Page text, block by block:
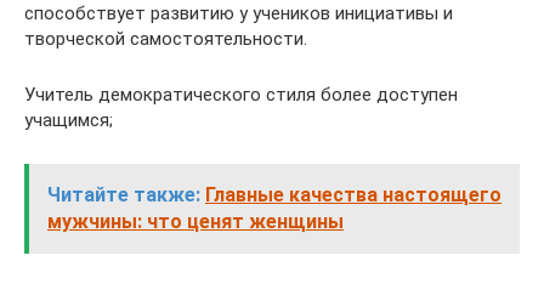
способствует развитию у учени­ков инициативы и
творческой самостоятельности.
Учитель демократического стиля более доступен
учащимся;
Читайте также: Главные качества настоящего
мужчины: что ценят женщины